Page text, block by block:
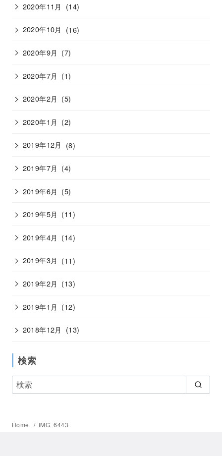
2020年11月 (14)
2020年10月 (16)
2020年9月 (7)
2020年7月 (1)
2020年2月 (5)
2020年1月 (2)
2019年12月 (8)
2019年7月 (4)
2019年6月 (5)
2019年5月 (11)
2019年4月 (14)
2019年3月 (11)
2019年2月 (13)
2019年1月 (12)
2018年12月 (13)
検索
Home IMG_6443